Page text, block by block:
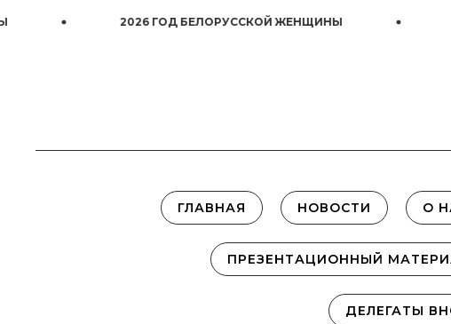
2026 ГОД БЕЛОРУССКОЙ ЖЕНЩИНЫ
ГЛАВНАЯ НОВОСТИ О
ПРЕЗЕНТАЦИОННЫЙ
ДЕЛЕГАТЫ